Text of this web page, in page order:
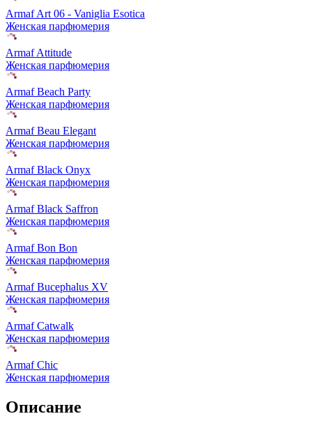
Armaf Art 06 - Vaniglia Esotica
Женская парфюмерия
Armaf Attitude
Женская парфюмерия
Armaf Beach Party
Женская парфюмерия
Armaf Beau Elegant
Женская парфюмерия
Armaf Black Onyx
Женская парфюмерия
Armaf Black Saffron
Женская парфюмерия
Armaf Bon Bon
Женская парфюмерия
Armaf Bucephalus XV
Женская парфюмерия
Armaf Catwalk
Женская парфюмерия
Armaf Chic
Женская парфюмерия
Описание